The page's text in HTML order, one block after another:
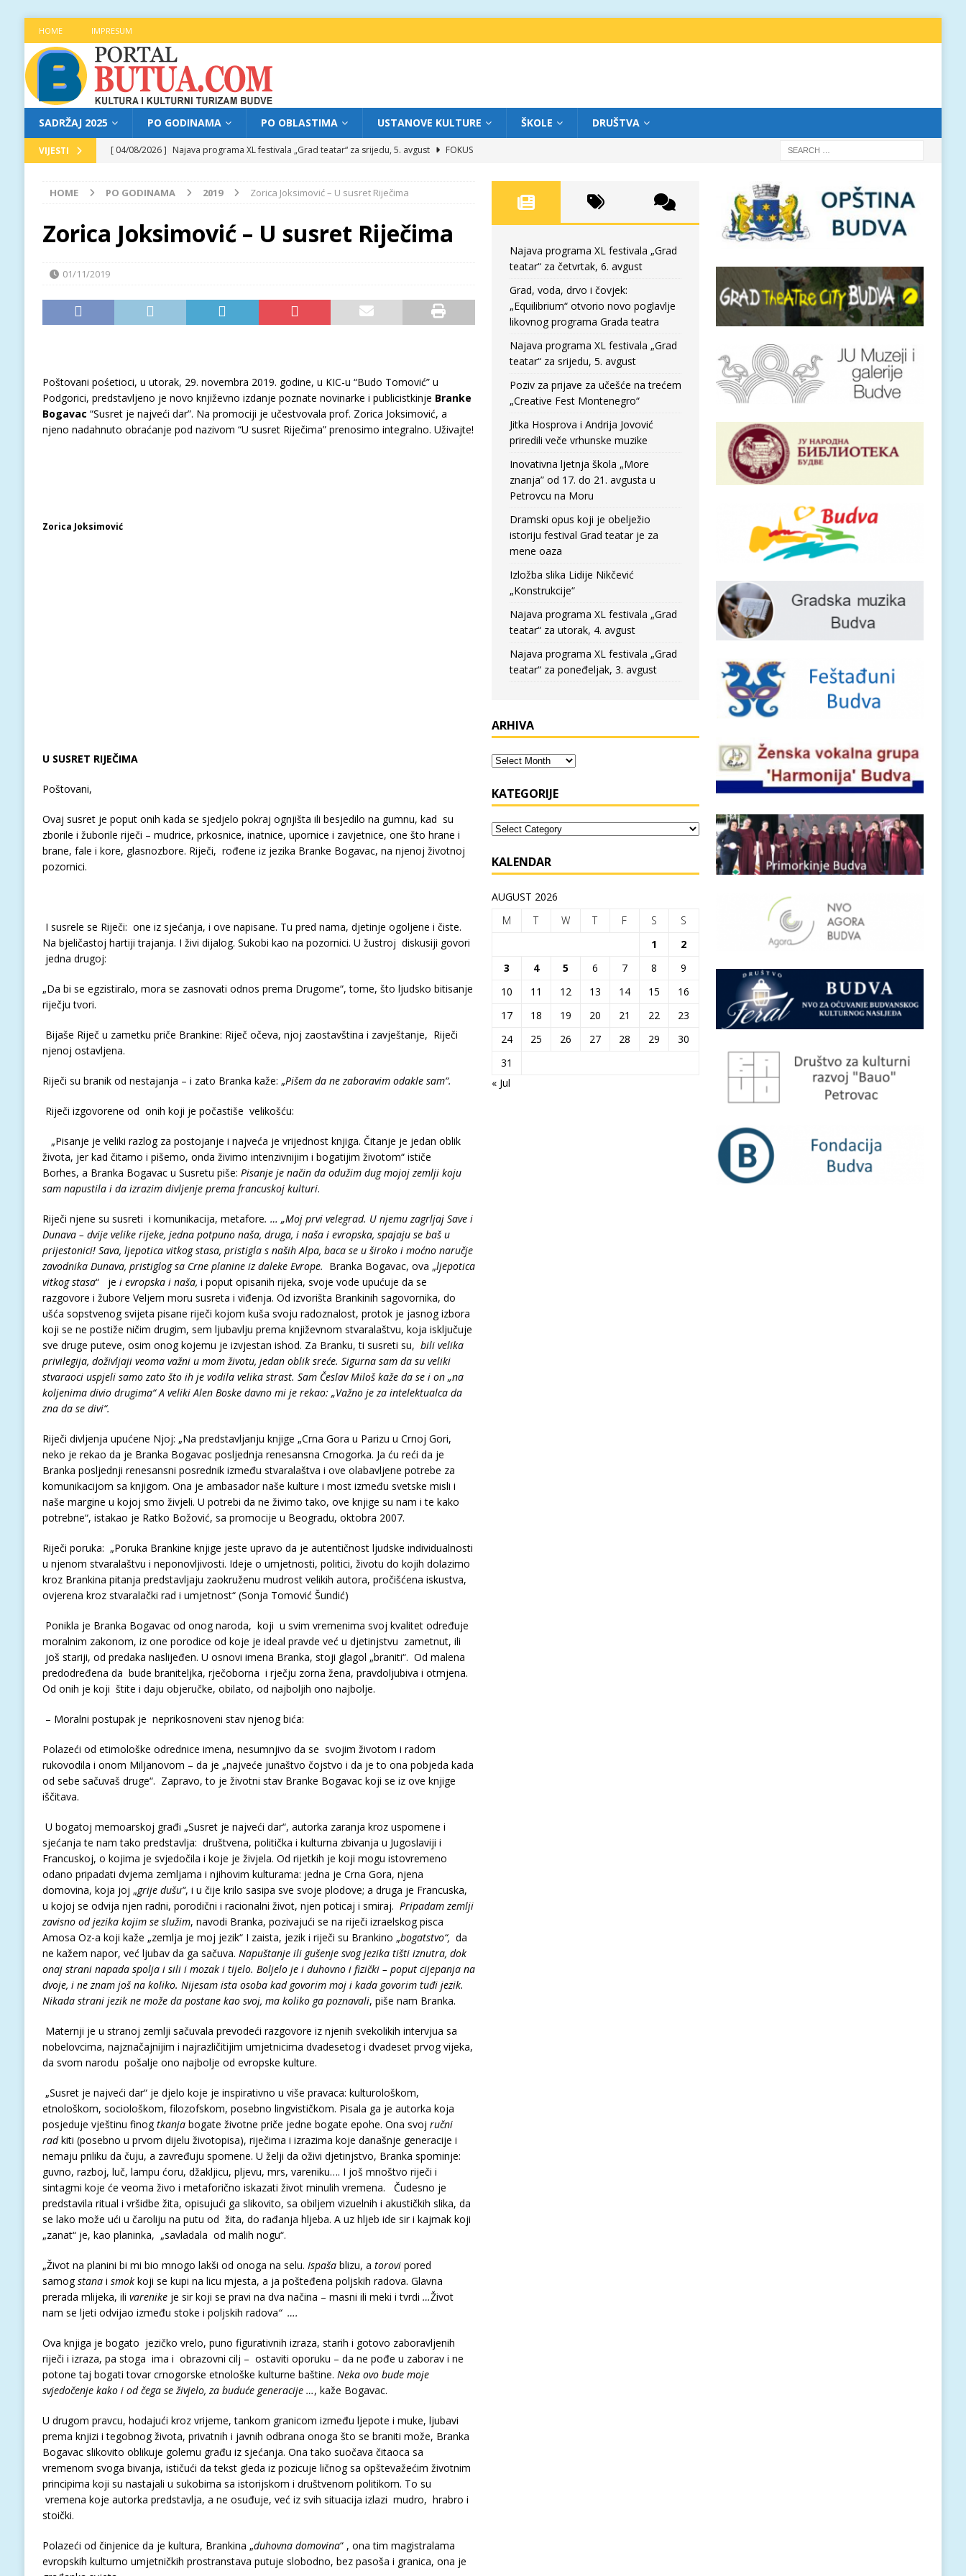
HOME IMPRESUM
SADRŽAJ 2025 PO GODINAMA PO OBLASTIMA USTANOVE KULTURE ŠKOLE DRUŠTVA
VIJESTI [ 04/08/2026 ] Najava programa XL festivala „Grad teatar“ za srijedu, 5. avgust
FOKUS
[ 04/08/2026 ] Jitka Hosprova i Andrija Jovović priredili veče vrhunske muzike
[ 05/08/2026 ]
Najava programa XL festivala „Grad teatar“ za četvrtak, 6. avgust
[ 05/08/2026 ]
Grad, voda, drvo i čovjek: „Equilibrium“ otvorio novo poglavlje likovnog programa Grada teatra FOKUS
HOME PO GODINAMA 2019 Zorica Joksimović – U susret Riječima
Zorica Joksimović – U susret Riječima
01/11/2019
Poštovani pośetioci, u utorak, 29. novembra 2019. godine, u KIC-u “Budo Tomović” u
Podgorici, predstavljeno je novo književno izdanje poznate novinarke i publicistkinje Branke
Bogavac “Susret je najveći dar”. Na promociji je učestvovala prof. Zorica Joksimović, a
njeno nadahnuto obraćanje pod nazivom “U susret Riječima” prenosimo integralno. Uživajte!
Zorica Joksimović
U SUSRET RIJEČIMA
Poštovani,
Ovaj susret je poput onih kada se sjedjelo pokraj ognjišta ili besjedilo na gumnu, kad su
zborile i žuborile riječi – mudrice, prkosnice, inatnice, upornice i zavjetnice, one što hrane i
brane, fale i kore, glasnozbore. Riječi, rođene iz jezika Branke Bogavac, na njenoj životnoj
pozornici.
I susrele se Riječi: one iz sjećanja, i ove napisane. Tu pred nama, djetinje ogoljene i čiste.
Na bjeličastoj hartiji trajanja. I živi dijalog. Sukobi kao na pozornici. U žustroj diskusiji govori
jedna drugoj:
„Da bi se egzistiralo, mora se zasnovati odnos prema Drugome“, tome, što ljudsko bitisanje
riječju tvori.
Bijaše Riječ u zametku priče Brankine: Riječ očeva, njoj zaostavština i zavještanje, Riječi
njenoj ostavljena.
Riječi su branik od nestajanja – i zato Branka kaže: „Pišem da ne zaboravim odakle sam“.
Riječi izgovorene od onih koji je počastiše velikošću:
„Pisanje je veliki razlog za postojanje i najveća je vrijednost knjiga. Čitanje je jedan oblik
života, jer kad čitamo i pišemo, onda živimo intenzivnijim i bogatijim životom“ ističe
Borhes, a Branka Bogavac u Susretu piše: Pisanje je način da odužim dug mojoj zemlji koju
sam napustila i da izrazim divljenje prema francuskoj kulturi.
Riječi njene su susreti i komunikacija, metafore. … „Moj prvi velegrad. U njemu zagrljaj Save i
Dunava – dvije velike rijeke, jedna potpuno naša, druga, i naša i evropska, spajaju se baš u
prijestonici! Sava, ljepotica vitkog stasa, pristigla s naših Alpa, baca se u široko i moćno naručje
zavodnika Dunava, pristiglog sa Crne planine iz daleke Evrope. Branka Bogavac, ova „ljepotica
vitkog stasa“ je i evropska i naša, i poput opisanih rijeka, svoje vode upućuje da se
razgovore i žubore Veljem moru susreta i viđenja. Od izvorišta Brankinih sagovornika, do
ušća sopstvenog svijeta pisane riječi kojom kuša svoju radoznalost, protok je jasnog izbora
koji se ne postiže ničim drugim, sem ljubavlju prema književnom stvaralaštvu, koja isključuje
sve druge puteve, osim onog kojemu je izvjestan ishod. Za Branku, ti susreti su, bili velika
privilegija, doživljaji veoma važni u mom životu, jedan oblik sreće. Sigurna sam da su veliki
stvaraoci uspjeli samo zato što ih je vodila velika strast. Sam Česlav Miloš kaže da se i on „na
koljenima divio drugima“ A veliki Alen Boske davno mi je rekao: „Važno je za intelektualca da
zna da se divi“.
Riječi divljenja upućene Njoj: „Na predstavljanju knjige „Crna Gora u Parizu u Crnoj Gori,
neko je rekao da je Branka Bogavac posljednja renesansna Crnogorka. Ja ću reći da je
Branka posljednji renesansni posrednik između stvaralaštva i ove olabavljene potrebe za
komunikacijom sa knjigom. Ona je ambasador naše kulture i most između svetske misli i
naše margine u kojoj smo živjeli. U potrebi da ne živimo tako, ove knjige su nam i te kako
potrebne“, istakao je Ratko Božović, sa promocije u Beogradu, oktobra 2007.
Riječi poruka: „Poruka Brankine knjige jeste upravo da je autentičnost ljudske individualnosti
u njenom stvaralaštvu i neponovljivosti. Ideje o umjetnosti, politici, životu do kojih dolazimo
kroz Brankina pitanja predstavljaju zaokruženu mudrost velikih autora, pročišćena iskustva,
ovjerena kroz stvaralački rad i umjetnost“ (Sonja Tomović Šundić)
Ponikla je Branka Bogavac od onog naroda, koji u svim vremenima svoj kvalitet određuje
moralnim zakonom, iz one porodice od koje je ideal pravde već u djetinjstvu zametnut, ili
još stariji, od predaka naslijeđen. U osnovi imena Branka, stoji glagol „braniti“. Od malena
predodređena da bude braniteljka, rječoborna i rječju zorna žena, pravdoljubiva i otmjena.
Od onih je koji štite i daju objeručke, obilato, od najboljih ono najbolje.
– Moralni postupak je neprikosnoveni stav njenog bića:
Polazeći od etimološke odrednice imena, nesumnjivo da se svojim životom i radom
rukovodila i onom Miljanovom – da je „najveće junaštvo čojstvo i da je to ona pobjeda kada
od sebe sačuvaš druge“. Zapravo, to je životni stav Branke Bogavac koji se iz ove knjige
iščitava.
U bogatoj memoarskoj građi „Susret je najveći dar“, autorka zaranja kroz uspomene i
sjećanja te nam tako predstavlja: društvena, politička i kulturna zbivanja u Jugoslaviji i
Francuskoj, o kojima je svjedočila i koje je živjela. Od rijetkih je koji mogu istovremeno
odano pripadati dvjema zemljama i njihovim kulturama: jedna je Crna Gora, njena
domovina, koja joj „grije dušu“, i u čije krilo sasipa sve svoje plodove; a druga je Francuska,
u kojoj se odvija njen radni, porodični i racionalni život, njen poticaj i smiraj. Pripadam zemlji
zavisno od jezika kojim se služim, navodi Branka, pozivajući se na riječi izraelskog pisca
Amosa Oz-a koji kaže „zemlja je moj jezik“ I zaista, jezik i riječi su Brankino „bogatstvo“, da
ne kažem napor, već ljubav da ga sačuva. Napuštanje ili gušenje svog jezika tišti iznutra, dok
onaj strani napada spolja i sili i mozak i tijelo. Boljelo je i duhovno i fizički – poput cijepanja na
dvoje, i ne znam još na koliko. Nijesam ista osoba kad govorim moj i kada govorim tuđi jezik.
Nikada strani jezik ne može da postane kao svoj, ma koliko ga poznavali, piše nam Branka.
Maternji je u stranoj zemlji sačuvala prevodeći razgovore iz njenih svekolikih intervjua sa
nobelovcima, najznačajnijim i najrazličitijim umjetnicima dvadesetog i dvadeset prvog vijeka,
da svom narodu pošalje ono najbolje od evropske kulture.
„Susret je najveći dar“ je djelo koje je inspirativno u više pravaca: kulturološkom,
etnološkom, sociološkom, filozofskom, posebno lingvističkom. Pisala ga je autorka koja
posjeduje vještinu finogtkanjabogate životne priče jedne bogate epohe. Ona svoj ručni
radkiti (posebno u prvom dijelu životopisa), riječima i izrazima koje današnje generacije i
nemaju priliku da čuju, a zavređuju spomene. U želji da oživi djetinjstvo, Branka spominje:
guvno, razboj, luč, lampu ćoru, džakljicu, pljevu, mrs, vareniku…. I još mnoštvo riječi i
sintagmi koje će veoma živo i metaforično iskazati život minulih vremena. Čudesno je
predstavila ritual i vršidbe žita, opisujući ga slikovito, sa obiljem vizuelnih i akustičkih slika, da
se lako može ući u čaroliju na putu od žita, do rađanja hljeba. A uz hljeb ide sir i kajmak koji
„zanat“ je, kao planinka, „savladala od malih nogu“.
„Život na planini bi mi bio mnogo lakši od onoga na selu. Ispaša blizu, a torovi pored
samogstana i smokkoji se kupi na licu mjesta, a ja pošteđena poljskih radova. Glavna
prerada mlijeka, ili varenikeje sir koji se pravi na dva načina – masni ili meki i tvrdi …Život
nam se ljeti odvijao između stoke i poljskih radova“ ….
Ova knjiga je bogato jezičko vrelo, puno figurativnih izraza, starih i gotovo zaboravljenih
riječi i izraza, pa stoga ima i obrazovni cilj – ostaviti oporuku – da ne pođe u zaborav i ne
potone taj bogati tovar crnogorske etnološke kulturne baštine. Neka ovo bude moje
svjedočenje kako i od čega se živjelo, za buduće generacije …, kaže Bogavac.
U drugom pravcu, hodajući kroz vrijeme, tankom granicom između ljepote i muke, ljubavi
prema knjizi i tegobnog života, privatnih i javnih odbrana onoga što se braniti može, Branka
Bogavac slikovito oblikuje golemu građu iz sjećanja. Ona tako suočava čitaoca sa
vremenom svoga bivanja, ističući da tekst gleda iz pozicuje ličnog sa opštevažećim životnim
principima koji su nastajali u sukobima sa istorijskom i društvenom politikom. To su
vremena koje autorka predstavlja, a ne osuđuje, već iz svih situacija izlazi mudro, hrabro i
stoički.
Polazeći od činjenice da je kultura, Brankina „duhovna domovina“ , ona tim magistralama
evropskih kulturno umjetničkih prostranstava putuje slobodno, bez pasoša i granica, ona je
Najava programa XL festivala „Grad
teatar“ za četvrtak, 6. avgust
Grad, voda, drvo i čovjek:
„Equilibrium“ otvorio novo poglavlje
likovnog programa Grada teatra
Najava programa XL festivala „Grad
teatar“ za srijedu, 5. avgust
Poziv za prijave za učešće na trećem
„Creative Fest Montenegro“
Jitka Hosprova i Andrija Jovović
priredili veče vrhunske muzike
Inovativna ljetnja škola „More
znanja” od 17. do 21. avgusta u
Petrovcu na Moru
Dramski opus koji je obelježio
istoriju festival Grad teatar je za
mene oaza
Izložba slika Lidije Nikčević
„Konstrukcije“
Najava programa XL festivala „Grad
teatar“ za utorak, 4. avgust
Najava programa XL festivala „Grad
teatar“ za poneđeljak, 3. avgust
ARHIVA
KATEGORIJE
KALENDAR
AUGUST 2026
M
T W T F S
S
1
2
3
4 5 6 7 8
9
10
11 12 13 14 15
16
17
18 19 20 21 22
23
24
25 26 27 28 29
30
31
« Jul